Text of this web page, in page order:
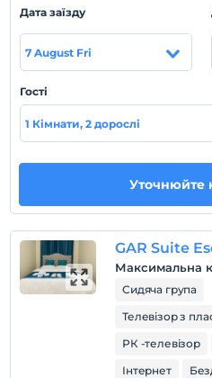
İstanbul Esenyurt'ta
Dolphin'e 4.5 km., Beylikdüzü
yürüme mesafesindedir.
Правила готелю
En erken saat 13:00 ve sonrası
Перевірити
Останній 11:00 і раніше
домашня тварина
Домашні тварини дозволені
Дата заїзду
7 August Fri
Гості
1 Кімнати, 2 дорослі
Уточнюйте
GAR Suite
Максимальна
Сидяча група
Телевізор з
РК -телевізор
Інтернет